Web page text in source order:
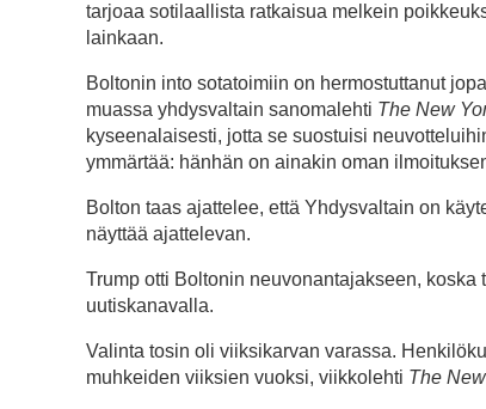
tarjoaa sotilaallista ratkaisua melkein
lainkaan.
Boltonin into sotatoimiin on hermostuttanut
muassa yhdysvaltain sanomalehti The New
kyseenalaisesti, jotta se suostuisi
ymmärtää: hänhän on ainakin oman
Bolton taas ajattelee, että Yhdysvaltain on
näyttää ajattelevan.
Trump otti Boltonin neuvonantajakseen,
uutiskanavalla.
Valinta tosin oli viiksikarvan varassa.
muhkeiden viiksien vuoksi, viikkolehti The